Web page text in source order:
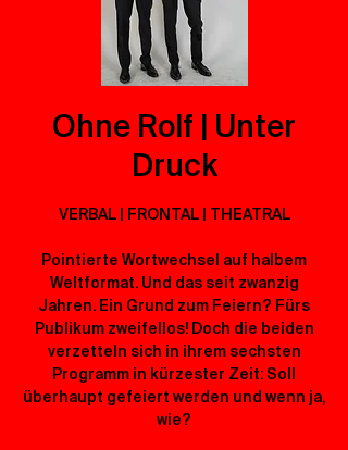
Ohne Rolf | Unter
Druck
VERBAL | FRONTAL | THEATRAL
Pointierte Wortwechsel auf halbem
Weltformat. Und das seit zwanzig
Jahren. Ein Grund zum Feiern? Fürs
Publikum zweifellos! Doch die beiden
verzetteln sich in ihrem sechsten
Programm in kürzester Zeit: Soll
überhaupt gefeiert werden und wenn ja,
wie?